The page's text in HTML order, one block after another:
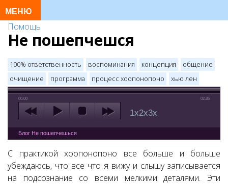
Помощь
Не пошепчешся
100% ответственность воспоминания концепция
общение
очищение
программа процесс хоопонопоно хью лен
00:00 02:36
1x2x3x
Блог Не пошепчешься
С практикой хоопонопоно все больше и больше
убеждаюсь, что все что я вижу и слышу записывается
на подсознание со всеми мелкими деталями. Эти